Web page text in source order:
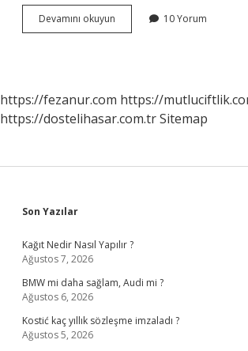
Devamını okuyun
Çiziklerini
10 Yorum
https://fezanur.com https://
https://dostelihasar.com.trSitemap
Sidebar
Son Yazılar
Kağıt Nedir Nasıl Yapılır ?
Ağustos 7, 2026
BMW mi daha sağlam, Audi mi ?
Ağustos 6, 2026
Kostić kaç yıllık sözleşme imzaladı ?
Ağustos 5, 2026